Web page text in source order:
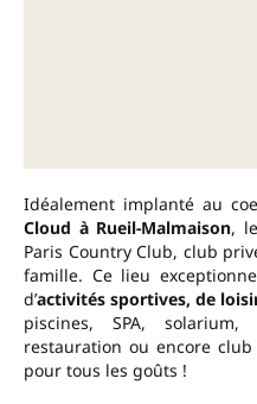
Idéalement implanté au
Cloud à Rueil-Malmaison,
Paris Country Club, club
famille. Ce lieu
d’activités sportives, de
piscines, SPA,
restauration ou encore
pour tous les goûts !